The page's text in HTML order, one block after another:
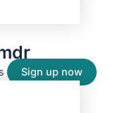
Sign up now